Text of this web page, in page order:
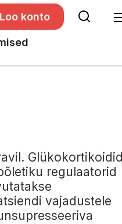
Loo konto
Glükokortikoidid
regulaatorid
vajadustele